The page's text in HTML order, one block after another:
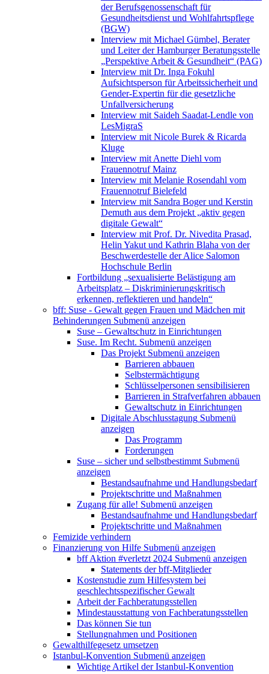
der Berufsgenossenschaft für
Gesundheitsdienst und Wohlfahrtspflege
(BGW)
Interview mit Michael Gümbel, Berater
und Leiter der Hamburger Beratungsstelle
„Perspektive Arbeit & Gesundheit“ (PAG)
Interview mit Dr. Inga Fokuhl
Aufsichtsperson für Arbeitssicherheit und
Gender-Expertin für die gesetzliche
Unfallversicherung
Interview mit Saideh Saadat-Lendle von
LesMigraS
Interview mit Nicole Burek & Ricarda
Kluge
Interview mit Anette Diehl vom
Frauennotruf Mainz
Interview mit Melanie Rosendahl vom
Frauennotruf Bielefeld
Interview mit Sandra Boger und Kerstin
Demuth aus dem Projekt „aktiv gegen
digitale Gewalt“
Interview mit Prof. Dr. Nivedita Prasad,
Helin Yakut und Kathrin Blaha von der
Beschwerdestelle der Alice Salomon
Hochschule Berlin
Fortbildung „sexualisierte Belästigung am
Arbeitsplatz – Diskriminierungskritisch
erkennen, reflektieren und handeln“
bff: Suse - Gewalt gegen Frauen und Mädchen mit
Behinderungen Submenü anzeigen
Suse – Gewaltschutz in Einrichtungen
Suse. Im Recht. Submenü anzeigen
Das Projekt Submenü anzeigen
Barrieren abbauen
Selbstermächtigung
Schlüsselpersonen sensibilisieren
Barrieren in Strafverfahren abbauen
Gewaltschutz in Einrichtungen
Digitale Abschlusstagung Submenü
anzeigen
Das Programm
Forderungen
Suse – sicher und selbstbestimmt Submenü
anzeigen
Bestandsaufnahme und Handlungsbedarf
Projektschritte und Maßnahmen
Zugang für alle! Submenü anzeigen
Bestandsaufnahme und Handlungsbedarf
Projektschritte und Maßnahmen
Femizide verhindern
Finanzierung von Hilfe Submenü anzeigen
bff Aktion #verletzt 2024 Submenü anzeigen
Statements der bff-Mitglieder
Kostenstudie zum Hilfesystem bei
geschlechtsspezifischer Gewalt
Arbeit der Fachberatungsstellen
Mindestausstattung von Fachberatungsstellen
Das können Sie tun
Stellungnahmen und Positionen
Gewalthilfegesetz umsetzen
Istanbul-Konvention Submenü anzeigen
Wichtige Artikel der Istanbul-Konvention